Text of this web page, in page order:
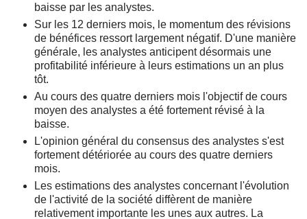
baisse par les analystes.
Sur les 12 derniers mois, le momentum des révisions
de bénéfices ressort largement négatif. D'une manière
générale, les analystes anticipent désormais une
profitabilité inférieure à leurs estimations un an plus
tôt.
Au cours des quatre derniers mois l'objectif de cours
moyen des analystes a été fortement révisé à la
baisse.
L'opinion général du consensus des analystes s'est
fortement détériorée au cours des quatre derniers
mois.
Les estimations des analystes concernant l'évolution
de l'activité de la société diffèrent de manière
relativement importante les unes aux autres. La